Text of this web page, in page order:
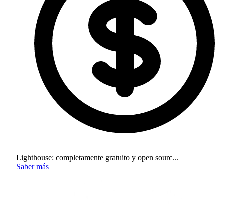
Lighthouse: completamente gratuito y open sourc...
Saber más